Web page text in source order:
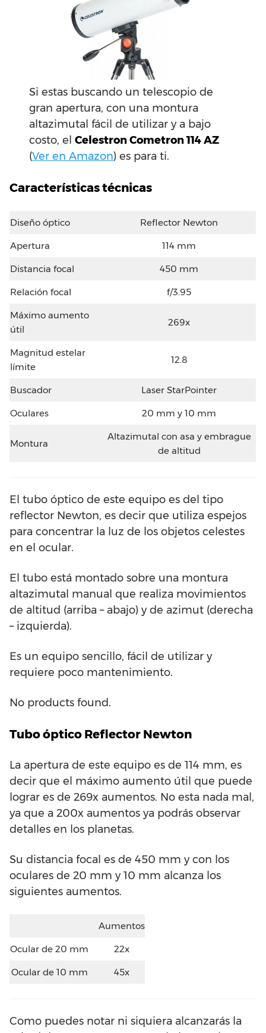
Si estas buscando un telescopio de
gran apertura, con una montura
altazimutal fácil de utilizar y a bajo
costo, elCelestron Cometron 114 AZ
(Ver en Amazon) es para ti.
Características técnicas
Diseño óptico Reflector Newton
Apertura 114 mm
Distancia focal 450 mm
Relación focal f/3.95
Máximo aumento
útil
269x
Magnitud estelar
límite
12.8
Buscador Laser StarPointer
Oculares 20 mm y 10 mm
Montura
Altazimutal con asa y embrague
de altitud
El tubo óptico de este equipo es del tipo
reflector Newton, es decir que utiliza espejos
para concentrar la luz de los objetos celestes
en el ocular.
El tubo está montado sobre una montura
altazimutal manual que realiza movimientos
de altitud (arriba – abajo) y de azimut (derecha
– izquierda).
Es un equipo sencillo, fácil de utilizar y
requiere poco mantenimiento.
No products found.
Tubo óptico Reflector Newton
La apertura de este equipo es de 114 mm, es
decir que el máximo aumento útil que puede
lograr es de 269x aumentos. No esta nada mal,
ya que a 200x aumentos ya podrás observar
detalles en los planetas.
Su distancia focal es de 450 mm y con los
oculares de 20 mm y 10 mm alcanza los
siguientes aumentos.
Aumentos
Ocular de 20 mm 22x
Ocular de 10 mm 45x
Como puedes notar ni siquiera alcanzarás la